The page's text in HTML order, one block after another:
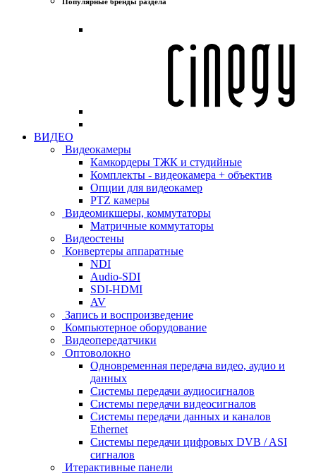
ВИДЕО
Видеокамеры
Камкордеры ТЖК и студийные
Комплекты - видеокамера + объектив
Опции для видеокамер
PTZ камеры
Видеомикшеры, коммутаторы
Матричные коммутаторы
Видеостены
Конвертеры аппаратные
NDI
Audio-SDI
SDI-HDMI
AV
Запись и воспроизведение
Компьютерное оборудование
Видеопередатчики
Оптоволокно
Одновременная передача видео, аудио и
данных
Системы передачи аудиосигналов
Системы передачи видеосигналов
Системы передачи данных и каналов
Ethernet
Системы передачи цифровых DVB / ASI
сигналов
Итерактивные панели